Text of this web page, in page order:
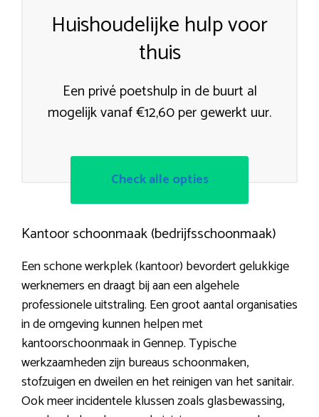
Huishoudelijke hulp voor
thuis
Een privé poetshulp in de buurt al
mogelijk vanaf €12,60 per gewerkt uur.
Check alle opties
Kantoor schoonmaak (bedrijfsschoonmaak)
Een schone werkplek (kantoor) bevordert gelukkige
werknemers en draagt bij aan een algehele
professionele uitstraling. Een groot aantal organisaties
in de omgeving kunnen helpen met
kantoorschoonmaak in Gennep. Typische
werkzaamheden zijn bureaus schoonmaken,
stofzuigen en dweilen en het reinigen van het sanitair.
Ook meer incidentele klussen zoals glasbewassing,